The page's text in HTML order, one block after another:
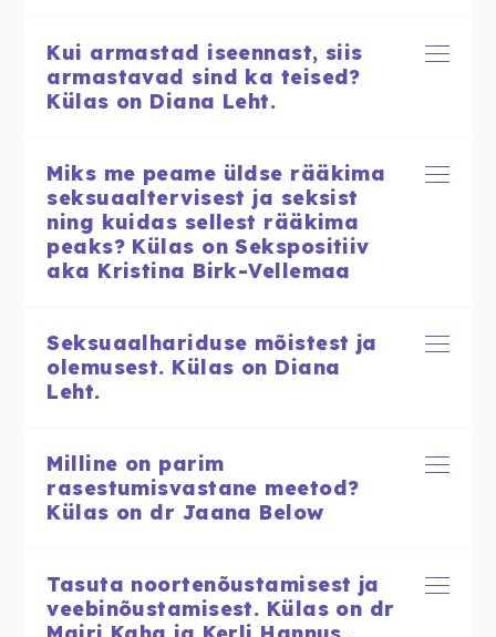
Kui armastad iseennast, siis
armastavad sind ka teised?
Külas on Diana Leht.
Miks me peame üldse rääkima
seksuaaltervisest ja seksist
ning kuidas sellest rääkima
peaks? Külas on Sekspositiiv
aka Kristina Birk-Vellemaa
Seksuaalhariduse mõistest ja
olemusest. Külas on Diana
Leht.
Milline on parim
rasestumisvastane meetod?
Külas on dr Jaana Below
Tasuta noortenõustamisest ja
veebinõustamisest. Külas on dr